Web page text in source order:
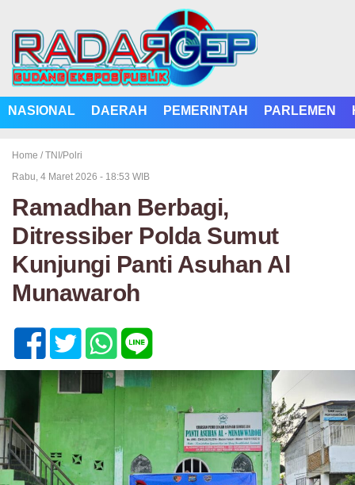
NASIONAL DAERAH PEMERINTAH PARLEMEN
Home / TNI/Polri
Rabu, 4 Maret 2026 - 18:53 WIB
Ramadhan Berbagi,
Ditressiber Polda Sumut
Kunjungi Panti Asuhan Al
Munawaroh